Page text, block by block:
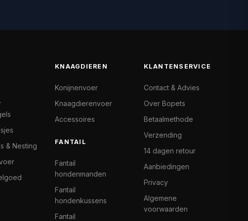
& Nesting
KNAAGDIEREN
Konijnenvoer
Knaagdierenvoer
Accessoires
FANTAIL
Fantail
hondenmanden
Fantail
hondenkussens
Fantail
KLANTENSERVICE
Contact & Advies
Over Bopets
Betaalmethode
Verzending
14 dagen retour
Aanbiedingen
Privacy
Algemene
voorwaarden